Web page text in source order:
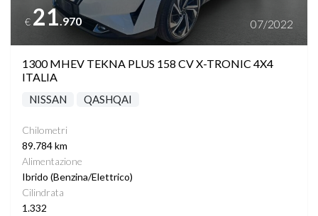
€ 21 .970 07/2022
1300 MHEV TEKNA PLUS 158 CV X-TRONIC 4X4
ITALIA
NISSAN QASHQAI
Chilometri
89.784 km
Alimentazione
Ibrido (Benzina/Elettrico)
Cilindrata
1.332